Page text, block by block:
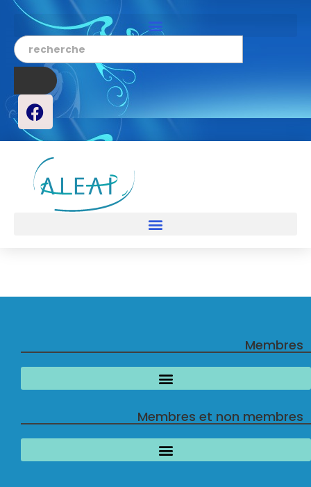
Membres
Membres et non membres